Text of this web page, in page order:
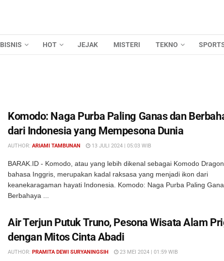
BISNIS HOT JEJAK MISTERI TEKNO
Komodo: Naga Purba Paling Ganas dan
dari Indonesia yang Mempesona Dunia
AUTHOR: ARIAMI TAMBUNAN 13 JULI 2024 | 05:03 WIB
BARAK.ID - Komodo, atau yang lebih dikenal sebagai Komodo
bahasa Inggris, merupakan kadal raksasa yang menjadi ikon dari
keanekaragaman hayati Indonesia. Komodo: Naga Purba Paling
Berbahaya ...
Air Terjun Putuk Truno, Pesona Wisata Alam
dengan Mitos Cinta Abadi
AUTHOR: PRAMITA DEWI SURYANINGSIH 23 MEI 2024 | 01:59 WIB